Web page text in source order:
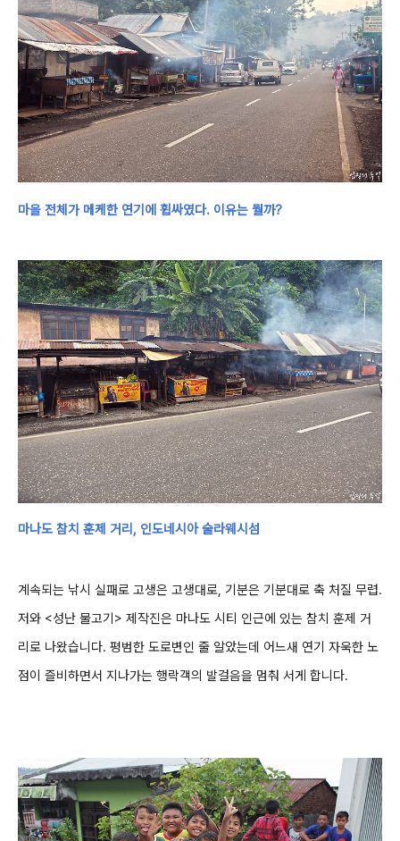
마을 전체가 메케한 연기에 휩싸였다. 이유는 뭘까?
마나도 참치 훈제 거리, 인도네시아 술라웨시섬
계속되는 낚시 실패로 고생은 고생대로, 기분은 기분대로 축 처질 무렵.
저와 <성난 물고기> 제작진은 마나도 시티 인근에 있는 참치 훈제 거
리로 나왔습니다. 평범한 도로변인 줄 알았는데 어느새 연기 자욱한 노
점이 즐비하면서 지나가는 행락객의 발걸음을 멈춰 서게 합니다.